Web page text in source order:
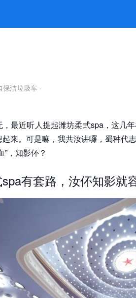
是舒服，钱也够快花
保洁垃圾车 ·
最近听人提起潍坊柔式spa，这几
来。可是嘛，我共汝讲囉，蜀种代
”，知影伓？
有套路，汝伓知影就